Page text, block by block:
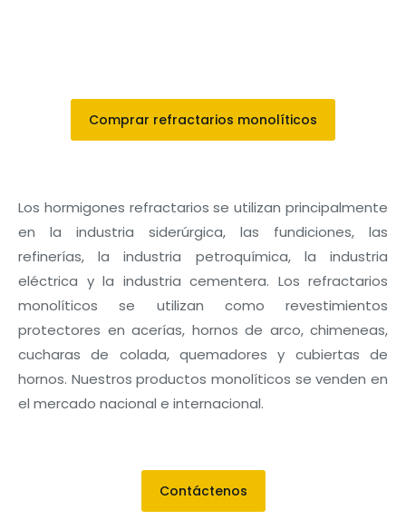
Comprar refractarios monolíticos
Los hormigones refractarios se utilizan principalmente
en la industria siderúrgica, las fundiciones, las
refinerías, la industria petroquímica, la industria
eléctrica y la industria cementera. Los refractarios
monolíticos se utilizan como revestimientos
protectores en acerías, hornos de arco, chimeneas,
cucharas de colada, quemadores y cubiertas de
hornos. Nuestros productos monolíticos se venden en
el mercado nacional e internacional.
Contáctenos